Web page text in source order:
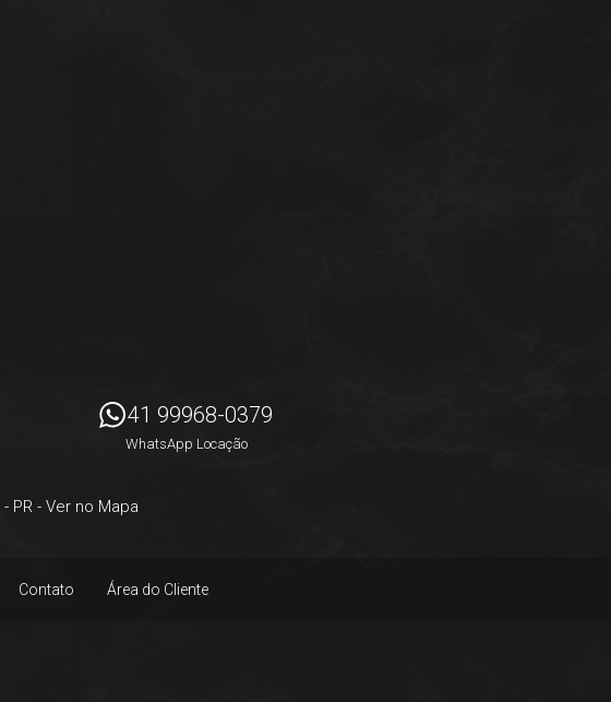
41 99968-0379
WhatsApp Locação
- PR - Ver no Mapa
Contato Área do Cliente